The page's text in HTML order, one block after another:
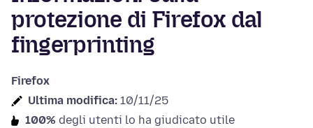
protezione di Firefox dal
fingerprinting
Firefox
Ultima modifica: 10/11/25
100% degli utenti lo ha giudicato utile